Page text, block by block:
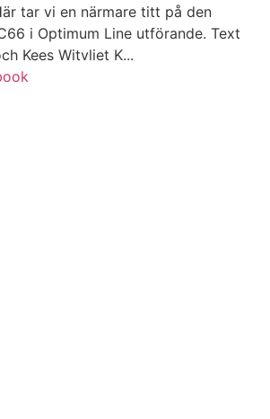
tar vi en närmare titt på den
i Optimum Line utförande. Text
Kees Witvliet K...